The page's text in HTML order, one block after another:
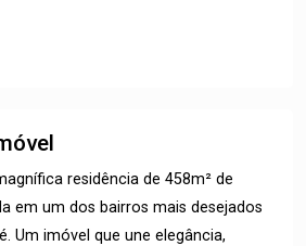
residência de 458m² de
em um dos bairros mais desejados
Um imóvel que une elegância,